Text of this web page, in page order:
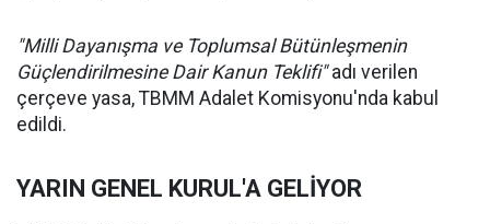
"Milli Dayanışma ve Toplumsal Bütünleşmenin
Güçlendirilmesine Dair Kanun Teklifi"adı verilen
çerçeve yasa, TBMM Adalet Komisyonu'nda kabul
edildi.
YARIN GENEL KURUL'A GELİYOR